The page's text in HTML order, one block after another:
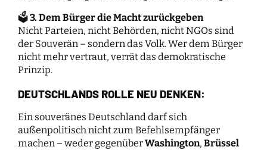
🗳3. Dem Bürger die Macht zurückgeben
Nicht Parteien, nicht Behörden, nicht NGOs sind
der Souverän – sondern das Volk. Wer dem Bürger
nicht mehr vertraut, verrät das demokratische
Prinzip.
DEUTSCHLANDS ROLLE NEU DENKEN:
Ein souveränes Deutschland darf sich
außenpolitisch nicht zum Befehlsempfänger
machen – weder gegenüberWashington, Brüssel